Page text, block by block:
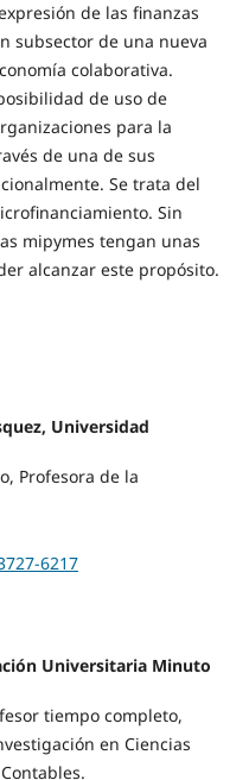
de las finanzas
subsector de una nueva
colaborativa.
de uso de
para la
de una de sus
Se trata del
Sin
mipymes tengan unas
alcanzar este propósito.
Universidad
Profesora de la
6217
Universitaria Minuto
tiempo completo,
en Ciencias